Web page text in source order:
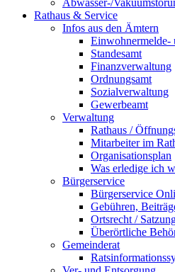
Abwasser-/
Rathaus & Service
Infos aus den Ämtern
Einwohnermelde-
Standesamt
Finanzverwaltung
Ordnungsamt
Sozialverwaltung
Gewerbeamt
Verwaltung
Rathaus /
Mitarbeiter im
Organisationsplan
Was erledige ich
Bürgerservice
Bürgerservice
Gebühren,
Ortsrecht /
Überörtliche
Gemeinderat